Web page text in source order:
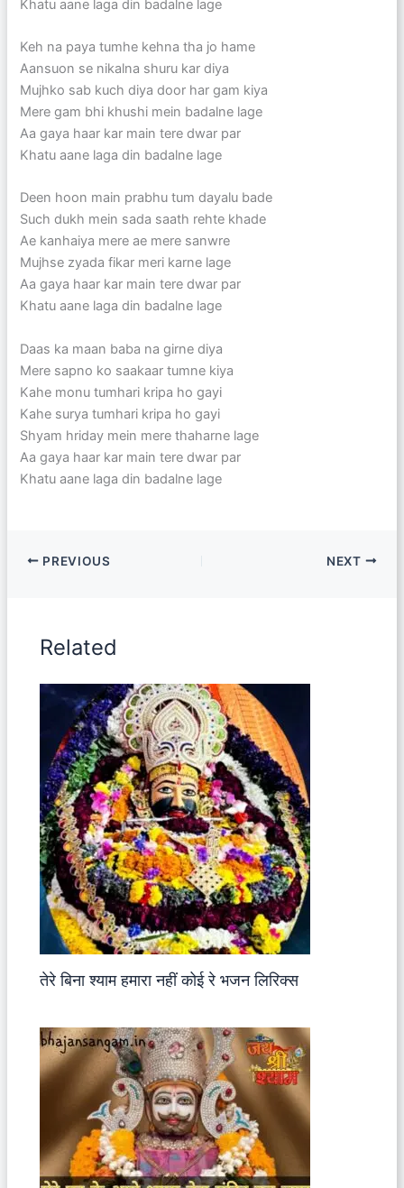
Khatu aane laga din badalne lage
Keh na paya tumhe kehna tha jo hame
Aansuon se nikalna shuru kar diya
Mujhko sab kuch diya door har gam kiya
Mere gam bhi khushi mein badalne lage
Aa gaya haar kar main tere dwar par
Khatu aane laga din badalne lage
Deen hoon main prabhu tum dayalu bade
Such dukh mein sada saath rehte khade
Ae kanhaiya mere ae mere sanwre
Mujhse zyada fikar meri karne lage
Aa gaya haar kar main tere dwar par
Khatu aane laga din badalne lage
Daas ka maan baba na girne diya
Mere sapno ko saakaar tumne kiya
Kahe monu tumhari kripa ho gayi
Kahe surya tumhari kripa ho gayi
Shyam hriday mein mere thaharne lage
Aa gaya haar kar main tere dwar par
Khatu aane laga din badalne lage
PREVIOUS NEXT
Related
तेरे बिना श्याम हमारा नहीं कोई रे भजन लिरिक्स